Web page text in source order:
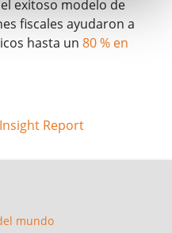
exitoso modelo de
fiscales ayudaron a
hasta un 80 % en
Report
mundo